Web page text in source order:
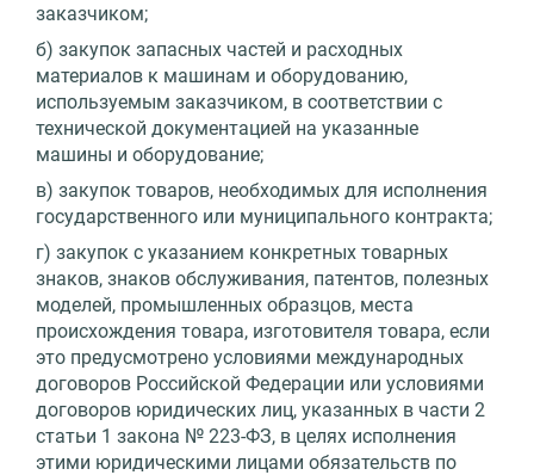
заказчиком;
б) закупок запасных частей и расходных
материалов к машинам и оборудованию,
используемым заказчиком, в соответствии с
технической документацией на указанные
машины и оборудование;
в) закупок товаров, необходимых для исполнения
государственного или муниципального контракта;
г) закупок с указанием конкретных товарных
знаков, знаков обслуживания, патентов, полезных
моделей, промышленных образцов, места
происхождения товара, изготовителя товара, если
это предусмотрено условиями международных
договоров Российской Федерации или условиями
договоров юридических лиц, указанных в части 2
статьи 1 закона № 223-ФЗ, в целях исполнения
этими юридическими лицами обязательств по